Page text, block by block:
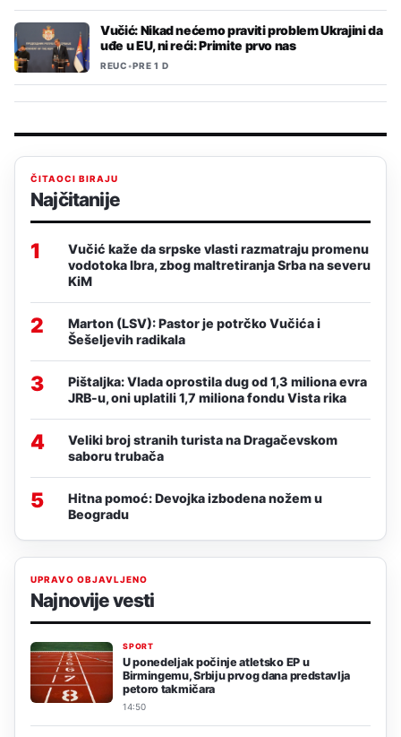
Vučić: Nikad nećemo praviti problem Ukrajini da
uđe u EU, ni reći: Primite prvo nas
REUC•PRE 1 D
ČITAOCI BIRAJU
Najčitanije
1
Vučić kaže da srpske vlasti razmatraju promenu
vodotoka Ibra, zbog maltretiranja Srba na severu
KiM
2
Marton (LSV): Pastor je potrčko Vučića i
Šešeljevih radikala
3
Pištaljka: Vlada oprostila dug od 1,3 miliona evra
JRB-u, oni uplatili 1,7 miliona fondu Vista rika
4
Veliki broj stranih turista na Dragačevskom
saboru trubača
5
Hitna pomoć: Devojka izbodena nožem u
Beogradu
UPRAVO OBJAVLJENO
Najnovije vesti
SPORT
U ponedeljak počinje atletsko EP u
Birmingemu, Srbiju prvog dana predstavlja
petoro takmičara
14:50